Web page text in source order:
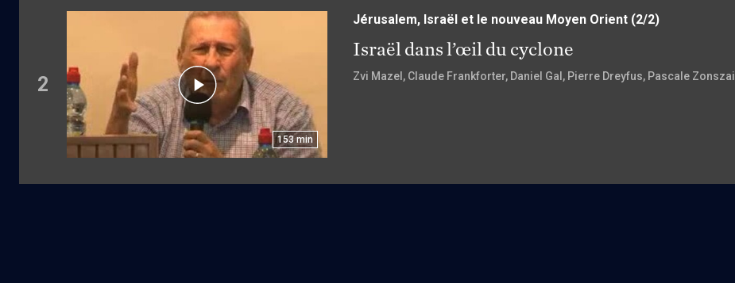
2
153 min
Jérusalem, Israël et le nouveau Moyen Orient (2/2)
Israël dans l’œil du cyclone
Zvi Mazel , Claude Frankforter, Daniel Gal , Pierre Dreyfus, Pascale